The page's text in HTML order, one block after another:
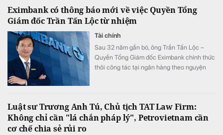
Eximbank có thông báo mới về việc Quyền Tổng
Giám đốc Trần Tấn Lộc từ nhiệm
Tài chính
Sau 32 năm gắn bó, ông Trần Tấn Lộc –
Quyền Tổng Giám đốc Eximbank chính thức
thôi công tác tại ngân hàng theo nguyện
Luật sư Trương Anh Tú, Chủ tịch TAT Law Firm:
Không chỉ cần "lá chắn pháp lý", Petrovietnam cần
cơ chế chia sẻ rủi ro